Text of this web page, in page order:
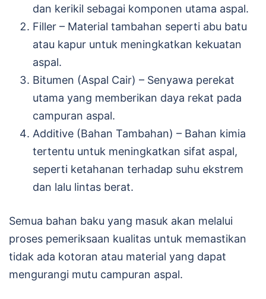
dan kerikil sebagai komponen utama aspal.
Filler – Material tambahan seperti abu batu
atau kapur untuk meningkatkan kekuatan
aspal.
Bitumen (Aspal Cair) – Senyawa perekat
utama yang memberikan daya rekat pada
campuran aspal.
Additive (Bahan Tambahan) – Bahan kimia
tertentu untuk meningkatkan sifat aspal,
seperti ketahanan terhadap suhu ekstrem
dan lalu lintas berat.
Semua bahan baku yang masuk akan melalui
proses pemeriksaan kualitas untuk memastikan
tidak ada kotoran atau material yang dapat
mengurangi mutu campuran aspal.